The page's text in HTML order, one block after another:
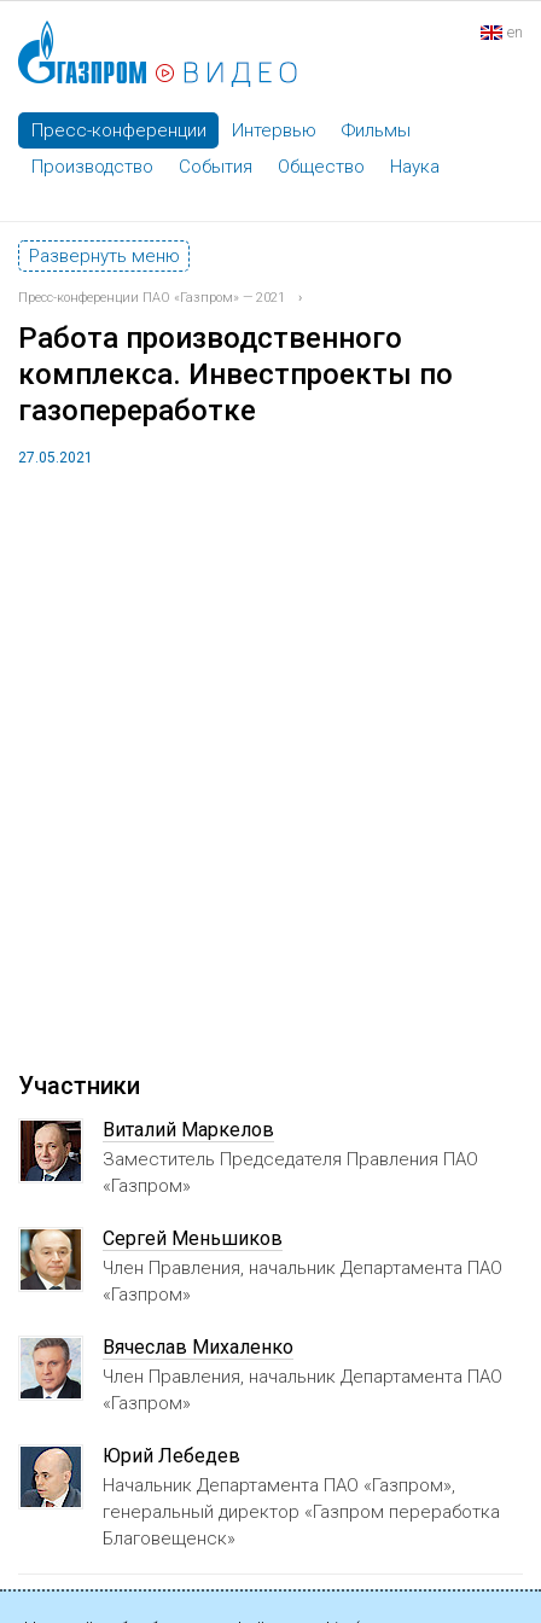
en
Пресс-конференции Интервью
Фильмы
Производство
События Общество Наука
Развернуть меню
Пресс-конференции ПАО «Газпром» — 2021 ›
Работа производственного
комплекса. Инвестпроекты по
газопереработке
27.05.2021
Участники
Виталий Маркелов
Заместитель Председателя Правления ПАО
«Газпром»
Сергей Меньшиков
Член Правления, начальник Департамента ПАО
«Газпром»
Вячеслав Михаленко
Член Правления, начальник Департамента ПАО
«Газпром»
Юрий Лебедев
Начальник Департамента ПАО «Газпром»,
генеральный директор «Газпром переработка
Благовещенск»